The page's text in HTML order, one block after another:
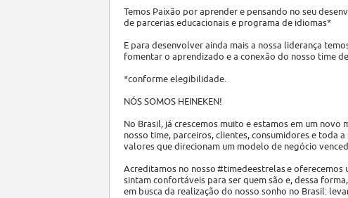
Temos Paixão por aprender e pensando no seu
de parcerias educacionais e programa de idiomas*
E para desenvolver ainda mais a nossa liderança
fomentar o aprendizado e a conexão do nosso time
*conforme elegibilidade.
NÓS SOMOS HEINEKEN!
No Brasil, já crescemos muito e estamos em um
nosso time, parceiros, clientes, consumidores e toda
valores que direcionam um modelo de negócio
Acreditamos no nosso #timedeestrelas e oferecemos
sintam confortáveis para ser quem são e, dessa
em busca da realização do nosso sonho no Brasil: